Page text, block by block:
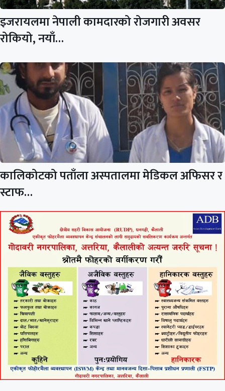
इजरायलमा नेपाली कामदारको रोजगारी अवसर
रोकियो, नयाँ…
कालिकोटको पताँला अस्पतालमा मेडिकल अफिसर र
स्टाफ…